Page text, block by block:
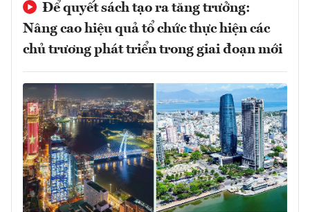
Để quyết sách tạo ra tăng trưởng:
Nâng cao hiệu quả tổ chức thực hiện các
chủ trương phát triển trong giai đoạn mới